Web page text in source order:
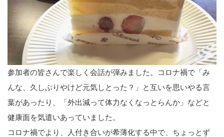
参加者の皆さんで楽しく会話が弾みました。コロナ禍で「み
んな、久しぶりやけど元気しとった？」と互いを思いやる言
葉があったり、「外出減って体力なくなっとらんか」などと
健康面を気遣いあっていました。
コロナ禍でより、人付き合いが希薄化する中で、ちょっとず